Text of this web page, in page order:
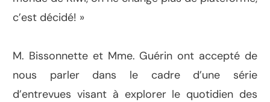
c’est décidé! »
M. Bissonnette et Mme. Guérin ont accepté de
nous parler dans le cadre d’une série
d’entrevues visant à explorer le quotidien des